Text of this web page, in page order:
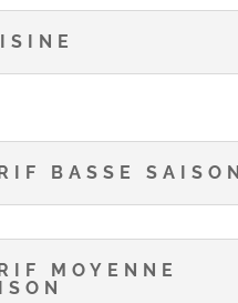
BASSE SAISON
MOYENNE